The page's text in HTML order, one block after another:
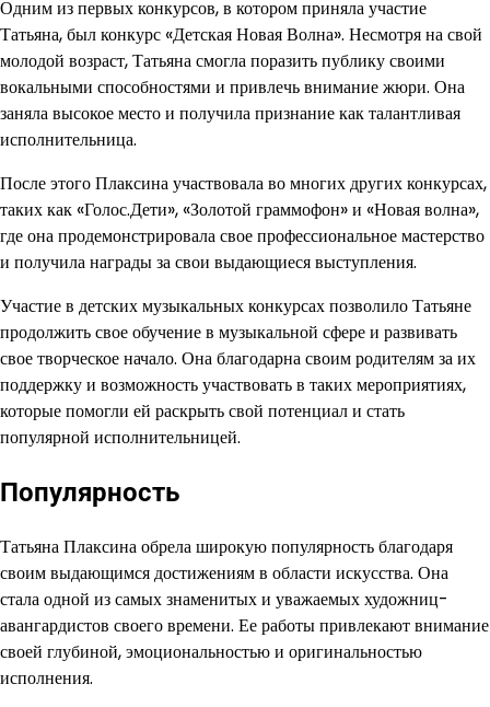
Одним из первых конкурсов, в котором приняла участие
Татьяна, был конкурс «Детская Новая Волна». Несмотря на свой
молодой возраст, Татьяна смогла поразить публику своими
вокальными способностями и привлечь внимание жюри. Она
заняла высокое место и получила признание как талантливая
исполнительница.
После этого Плаксина участвовала во многих других конкурсах,
таких как «Голос.Дети», «Золотой граммофон» и «Новая волна»,
где она продемонстрировала свое профессиональное мастерство
и получила награды за свои выдающиеся выступления.
Участие в детских музыкальных конкурсах позволило Татьяне
продолжить свое обучение в музыкальной сфере и развивать
свое творческое начало. Она благодарна своим родителям за их
поддержку и возможность участвовать в таких мероприятиях,
которые помогли ей раскрыть свой потенциал и стать
популярной исполнительницей.
Популярность
Татьяна Плаксина обрела широкую популярность благодаря
своим выдающимся достижениям в области искусства. Она
стала одной из самых знаменитых и уважаемых художниц-
авангардистов своего времени. Ее работы привлекают внимание
своей глубиной, эмоциональностью и оригинальностью
исполнения.